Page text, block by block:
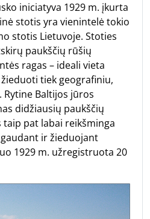
iniciatyva 1929 m. įkurta
stotis yra vienintelė tokio
stotis Lietuvoje. Stoties
paukščių rūšių
ragas – ideali vieta
tiek geografiniu,
Baltijos jūros
didžiausių paukščių
pat labai reikšminga
ir žieduojant
1929 m. užregistruota 20